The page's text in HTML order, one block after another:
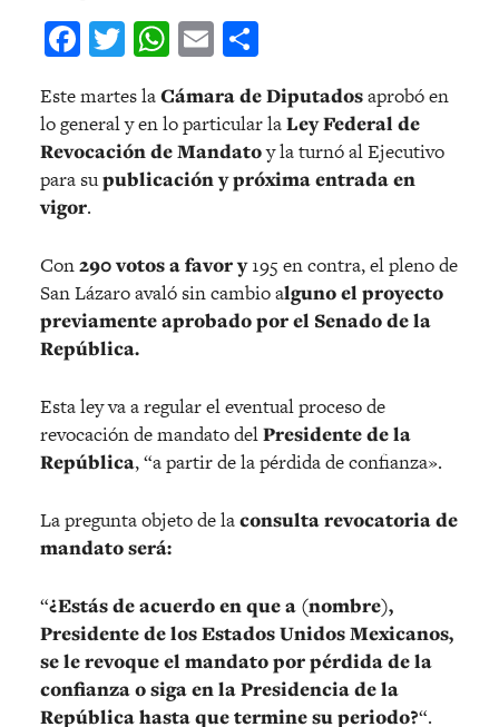
Facebook
Twitter
WhatsApp
Email
Este martes laCámara de Diputadosaprobó en
lo general y en lo particular laLey Federal de
Revocación de Mandatoy la turnó al Ejecutivo
para supublicación y próxima entrada en
vigor.
Con290 votos a favor y195 en contra, el pleno de
San Lázaro avaló sin cambio alguno el proyecto
previamente aprobado por el Senado de la
República.
Esta ley va a regular el eventual proceso de
revocación de mandato delPresidente de la
República, “a partir de la pérdida de confianza».
La pregunta objeto de laconsulta revocatoria de
mandato será:
“¿Estás de acuerdo en que a (nombre),
Presidente de los Estados Unidos Mexicanos,
se le revoque el mandato por pérdida de la
confianza o siga en la Presidencia de la
República hasta que termine su periodo?“.